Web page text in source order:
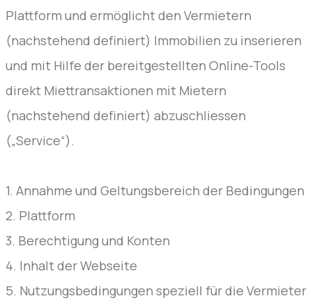
Plattform und ermöglicht den Vermietern
(nachstehend definiert) Immobilien zu inserieren
und mit Hilfe der bereitgestellten Online-Tools
direkt Miettransaktionen mit Mietern
(nachstehend definiert) abzuschliessen
(„Service“).
1. Annahme und Geltungsbereich der Bedingungen
2. Plattform
3. Berechtigung und Konten
4. Inhalt der Webseite
5. Nutzungsbedingungen speziell für die Vermieter